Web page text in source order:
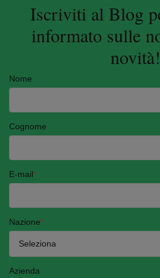
Iscriviti al Blog
informato sulle
novità!
Nome
Cognome
E-mail*
Nazione*
Azienda